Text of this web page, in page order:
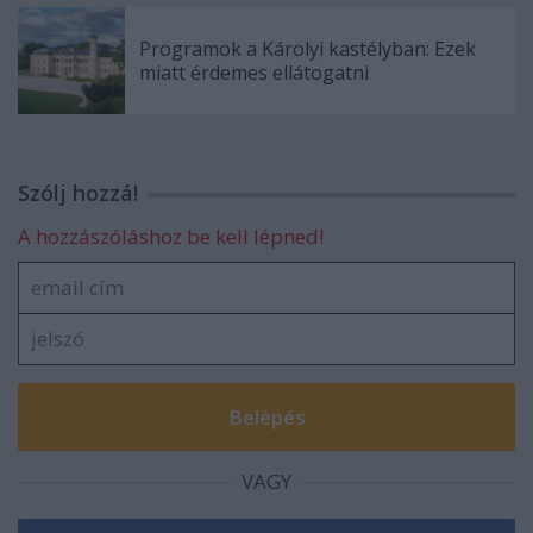
Programok a Károlyi kastélyban: Ezek
miatt érdemes ellátogatni
Szólj hozzá!
A hozzászóláshoz be kell lépned!
VAGY